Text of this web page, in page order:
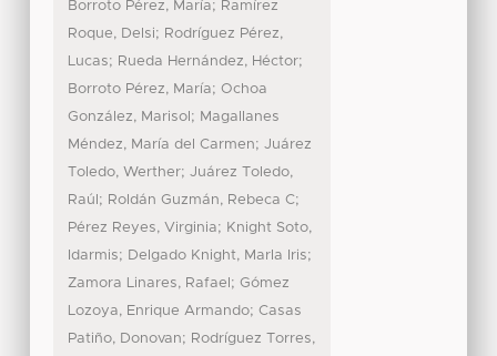
Borroto Pérez, María; Ramírez
Roque, Delsi; Rodríguez Pérez,
Lucas; Rueda Hernández, Héctor;
Borroto Pérez, María; Ochoa
González, Marisol ; Magallanes
Méndez, María del Carmen; Juárez
Toledo, Werther; Juárez Toledo,
Raúl ; Roldán Guzmán, Rebeca C;
Pérez Reyes, Virginia; Knight Soto,
Idarmis; Delgado Knight, Marla Iris;
Zamora Linares, Rafael ; Gómez
Lozoya, Enrique Armando; Casas
Patiño, Donovan; Rodríguez Torres,